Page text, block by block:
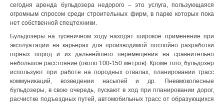
сегодня аренда бульдозера недорого – это услуга, пользующаяся
огромным спросом среди строительных фирм, в парке которых пока
нет собственной спецтехники.
Бульдозеры на гусеничном ходу находят широкое применение при
эксплуатации на карьерах для производимой послойно разработки
горных пород и их дальнейшего перемещения на сравнительно
небольшое расстояние (около 100-150 метров). Кроме того, бульдозер
используют при работе на породных отвалах, планировании трасс
коммуникаций, возведении насыпей и др. Пневмоколесные
бульдозеры, в свою очередь, пускают в ход при планировании дорог,
расчистке подъездных путей, автомобильных трасс от образующихся